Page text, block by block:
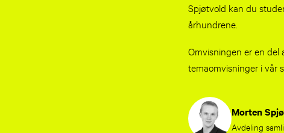
Spjøtvold kan du
århundrene.
Omvisningen er en del
temaomvisninger i vår
Morten
Avdeling